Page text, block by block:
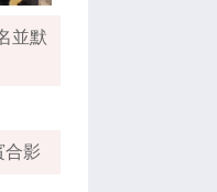
並默
合影